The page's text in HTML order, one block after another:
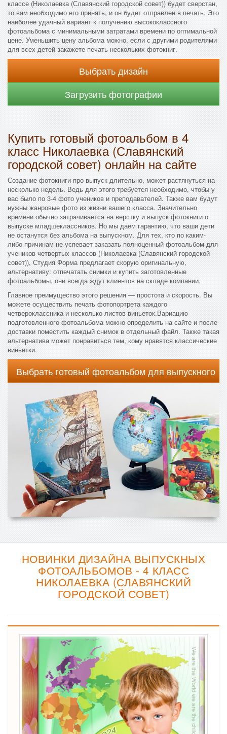
классе (Николаевка (Славянский городской совет)) будет сверстан,
то вам необходимо его принять, и он будет отправлен в печать. Это
наиболее удачный вариант к получению высококлассного
фотоальбома с минимальными затратами времени по оптимальной
цене. Уменьшить цену альбома можно, если с другими родителями
для всех детей закажете печать нескольких фотокниг.
Выбрать дизайн
Загрузить фотографии
Купить готовый фотоальбом в 4
класс Николаевка (Славянский
городской совет) онлайн на сайте
Создание фотокниги про выпуск длительно, может растянуться на
несколько недель. Ведь для этого требуется необходимо, чтобы у
вас было по 3-4 фото учеников и преподавателей. Также вам будут
нужны жанровые фото из жизни вашего класса. Значительно
времени обычно затрачивается на верстку и выпуск фотокниги о
выпуске младшеклассников. Но мы даем гарантию, что ваши дети
не останутся без альбома на выпускном. Для тех, кто по каким-
либо причинам не успевает заказать полноценный фотоальбом для
учеников четвертых классов (Николаевка (Славянский городской
совет)), Студия Форма предлагает скорую оригинальную,
альтернативу: отпечатать снимки и купить заготовленные
фотоальбомы, они всегда ждут клиентов на складе компании.
Главное преимущество этого решения — простота и скорость. Вы
можете осуществить печать фотопортрета каждого
четвероклассника и несколько листов виньеток.Вариацию
подготовленного фотоальбома можно определить на сайте и после
доставки поместить каждый снимок в отдельный файл. Также такая
альтернатива может понравиться тем, кому нравятся классические
виньетки.
Выбрать готовый фотоальбом для выпускного
НОВИНКИ ДИЗАЙНА ВЫПУСКНЫХ
ФОТОАЛЬБОМОВ - 4 КЛАСС
НИКОЛАЕВКА (СЛАВЯНСКИЙ
ГОРОДСКОЙ СОВЕТ)